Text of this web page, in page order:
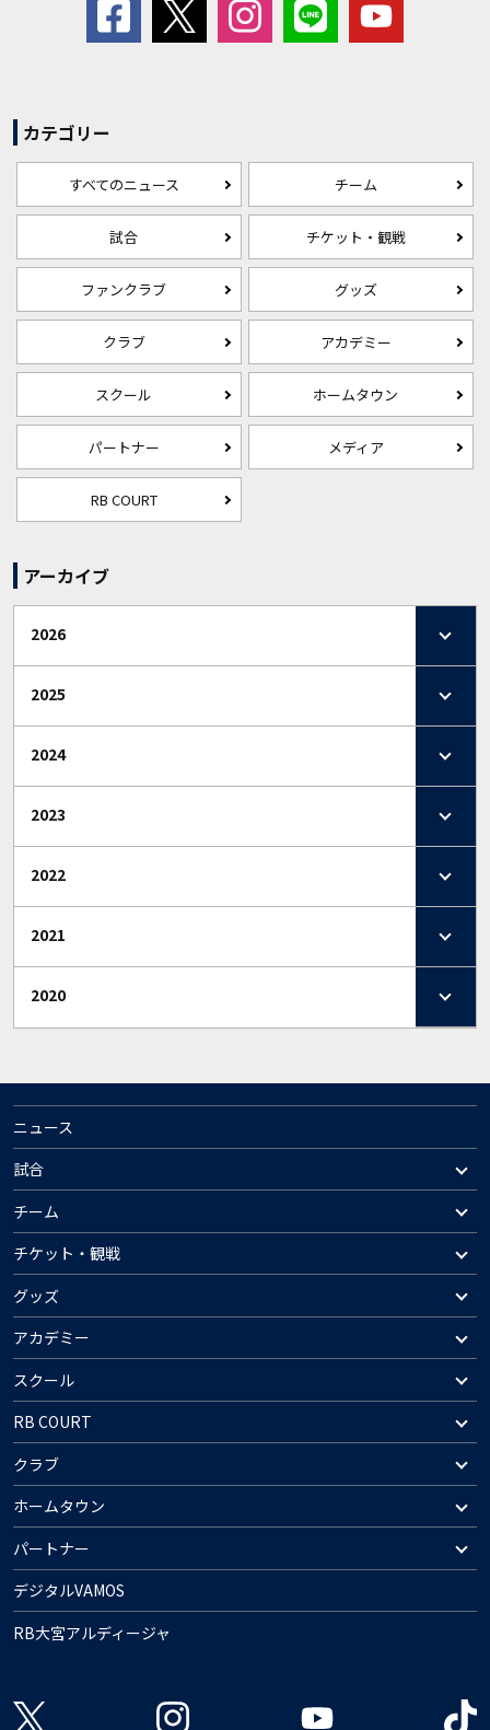
カテゴリー
すべてのニュース チーム
試合 チケット・観戦
ファンクラブ グッズ
クラブ アカデミー
スクール ホームタウン
パートナー メディア
RB COURT
アーカイブ
2026
2025
2024
2023
2022
2021
2020
ニュース
試合
チーム
チケット・観戦
グッズ
アカデミー
スクール
RB COURT
クラブ
ホームタウン
パートナー
デジタルVAMOS
RB大宮アルディージャ